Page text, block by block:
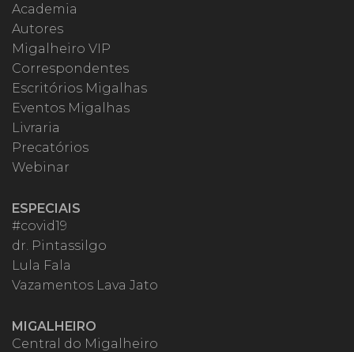
Academia
Autores
Migalheiro VIP
Correspondentes
Escritórios Migalhas
Eventos Migalhas
Livraria
Precatórios
Webinar
ESPECIAIS
#covid19
dr. Pintassilgo
Lula Fala
Vazamentos Lava Jato
MIGALHEIRO
Central do Migalheiro